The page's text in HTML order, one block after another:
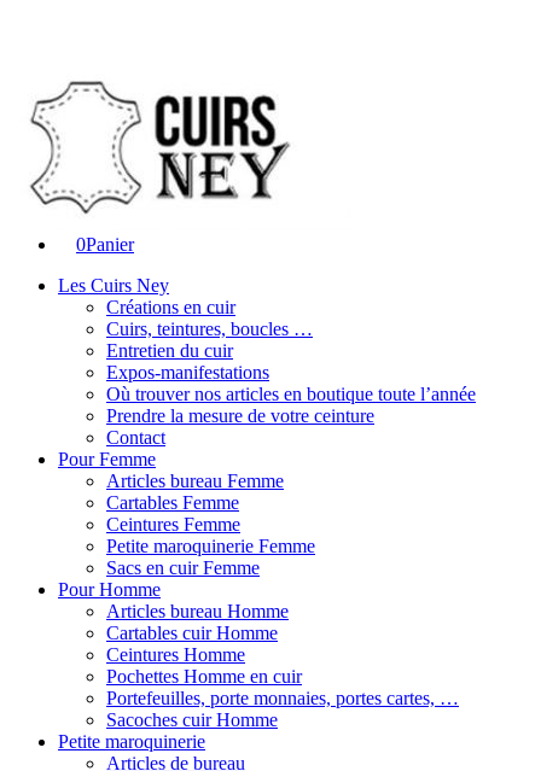
0Panier
Les Cuirs Ney
Créations en cuir
Cuirs, teintures, boucles …
Entretien du cuir
Expos-manifestations
Où trouver nos articles en boutique toute l’année
Prendre la mesure de votre ceinture
Contact
Pour Femme
Articles bureau Femme
Cartables Femme
Ceintures Femme
Petite maroquinerie Femme
Sacs en cuir Femme
Pour Homme
Articles bureau Homme
Cartables cuir Homme
Ceintures Homme
Pochettes Homme en cuir
Portefeuilles, porte monnaies, portes cartes, …
Sacoches cuir Homme
Petite maroquinerie
Articles de bureau